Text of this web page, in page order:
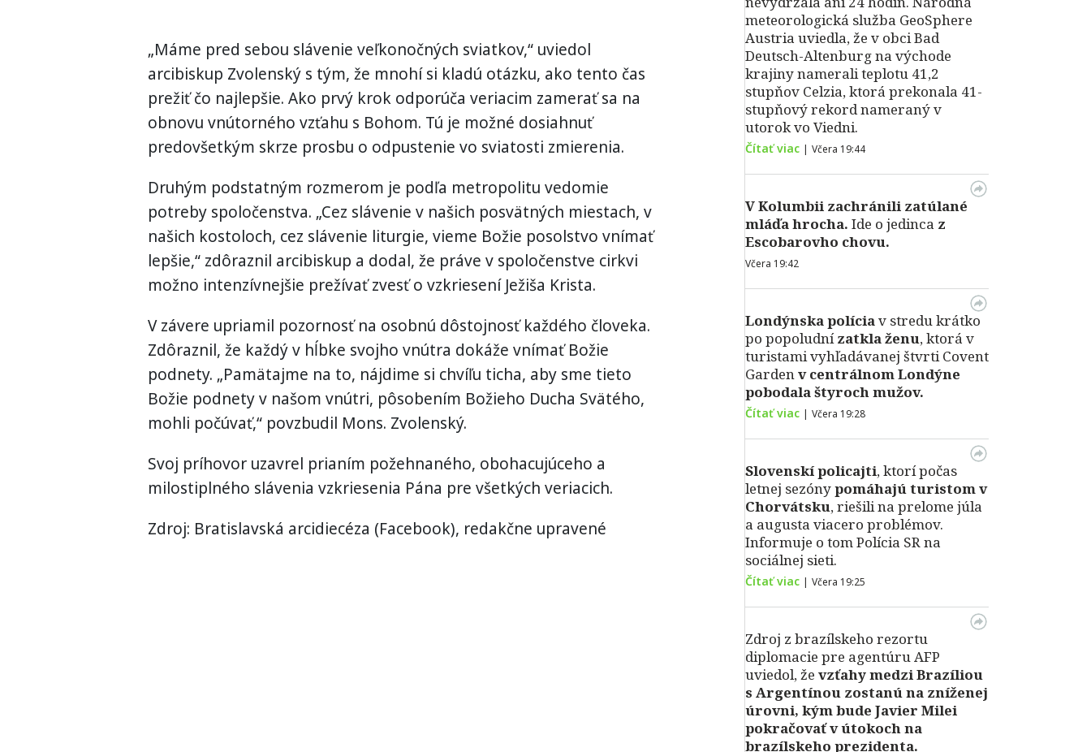
„Máme pred sebou slávenie veľkonočných sviatkov,“ uviedol
arcibiskup Zvolenský s tým, že mnohí si kladú otázku, ako tento čas
prežiť čo najlepšie. Ako prvý krok odporúča veriacim zamerať sa na
obnovu vnútorného vzťahu s Bohom. Tú je možné dosiahnuť
predovšetkým skrze prosbu o odpustenie vo sviatosti zmierenia.
Druhým podstatným rozmerom je podľa metropolitu vedomie
potreby spoločenstva. „Cez slávenie v našich posvätných miestach, v
našich kostoloch, cez slávenie liturgie, vieme Božie posolstvo vnímať
lepšie,“ zdôraznil arcibiskup a dodal, že práve v spoločenstve cirkvi
možno intenzívnejšie prežívať zvesť o vzkriesení Ježiša Krista.
V závere upriamil pozornosť na osobnú dôstojnosť každého človeka.
Zdôraznil, že každý v hĺbke svojho vnútra dokáže vnímať Božie
podnety. „Pamätajme na to, nájdime si chvíľu ticha, aby sme tieto
Božie podnety v našom vnútri, pôsobením Božieho Ducha Svätého,
mohli počúvať,“ povzbudil Mons. Zvolenský.
Svoj príhovor uzavrel prianím požehnaného, obohacujúceho a
milostiplného slávenia vzkriesenia Pána pre všetkých veriacich.
Zdroj: Bratislavská arcidiecéza (Facebook), redakčne upravené
meteorologická služba GeoSphere
Austria uviedla, že v obci Bad
Deutsch-Altenburg na východe
krajiny namerali teplotu 41,2
stupňov Celzia, ktorá prekonala 41-
stupňový rekord nameraný v
utorok vo Viedni.
Čítať viac | Včera 19:44
V Kolumbii zachránili zatúlané
mláďa hrocha. Ide o jedinca z
Escobarovho chovu.
Včera 19:42
Londýnska políciav stredu krátko
po popoludnízatkla ženu, ktorá v
turistami vyhľadávanej štvrti Covent
Gardenv centrálnom Londýne
pobodala štyroch mužov.
Čítať viac | Včera 19:28
Slovenskí policajti, ktorí počas
letnej sezónypomáhajú turistom v
Chorvátsku, riešili na prelome júla
a augusta viacero problémov.
Informuje o tom Polícia SR na
sociálnej sieti.
Čítať viac | Včera 19:25
Zdroj z brazílskeho rezortu
diplomacie pre agentúru AFP
uviedol, že vzťahy medzi Brazíliou
s Argentínou zostanú na zníženej
úrovni, kým bude Javier Milei
pokračovať v útokoch na
brazílskeho prezidenta.